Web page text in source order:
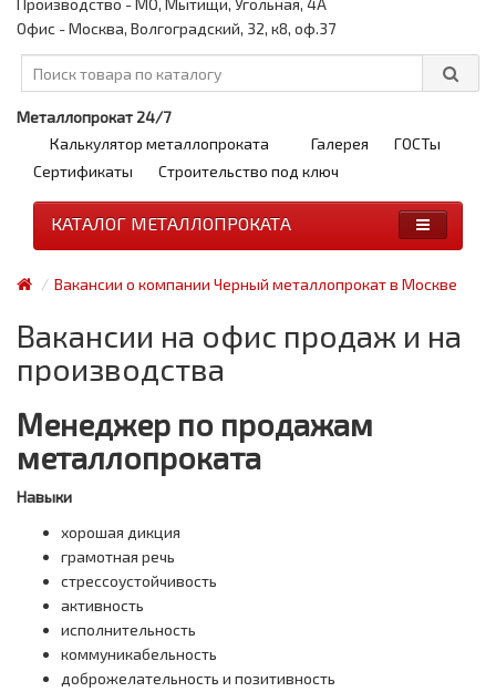
Производство - МО, Мытищи, Угольная, 4А
Офис - Москва, Волгоградский, 32, к8, оф.37
Металлопрокат 24/7
Калькулятор металлопроката
Галерея
ГОСТы
Сертификаты
Строительство под ключ
КАТАЛОГ МЕТАЛЛОПРОКАТА
Вакансии о компании Черный металлопрокат в Москве
Вакансии на офис продаж и на
производства
Менеджер по продажам
металлопроката
Навыки
хорошая дикция
грамотная речь
стрессоустойчивость
активность
исполнительность
коммуникабельность
доброжелательность и позитивность